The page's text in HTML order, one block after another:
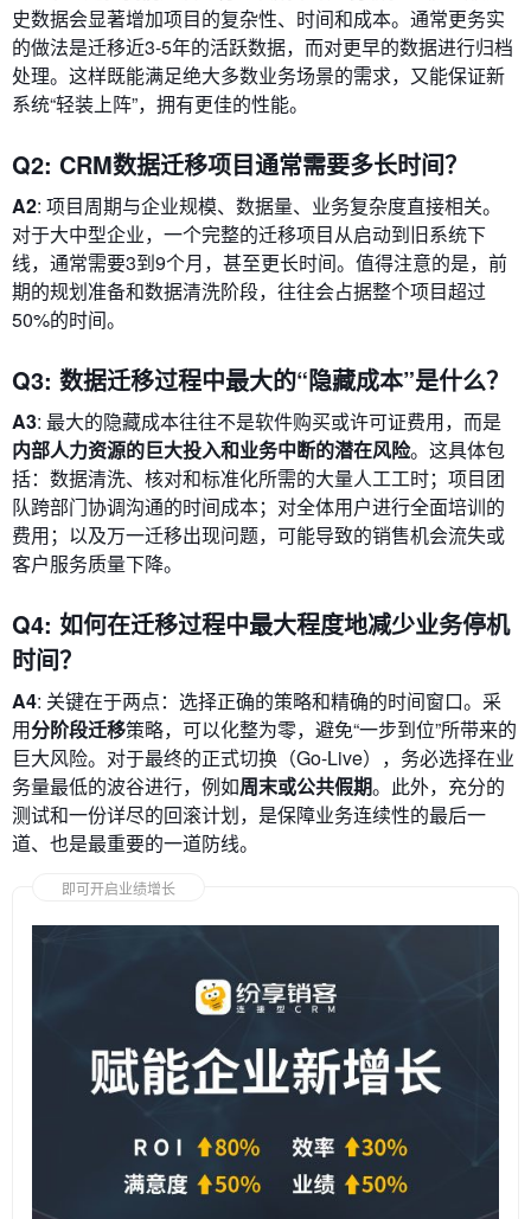
史数据会显著增加项目的复杂性、时间和成本。通常更务实
的做法是迁移近3-5年的活跃数据，而对更早的数据进行归档
处理。这样既能满足绝大多数业务场景的需求，又能保证新
系统“轻装上阵”，拥有更佳的性能。
Q2: CRM数据迁移项目通常需要多长时间？
A2: 项目周期与企业规模、数据量、业务复杂度直接相关。
对于大中型企业，一个完整的迁移项目从启动到旧系统下
线，通常需要3到9个月，甚至更长时间。值得注意的是，前
期的规划准备和数据清洗阶段，往往会占据整个项目超过
50%的时间。
Q3: 数据迁移过程中最大的“隐藏成本”是什么？
A3: 最大的隐藏成本往往不是软件购买或许可证费用，而是
内部人力资源的巨大投入和业务中断的潜在风险。这具体包
括：数据清洗、核对和标准化所需的大量人工工时；项目团
队跨部门协调沟通的时间成本；对全体用户进行全面培训的
费用；以及万一迁移出现问题，可能导致的销售机会流失或
客户服务质量下降。
Q4: 如何在迁移过程中最大程度地减少业务停机
时间？
A4: 关键在于两点：选择正确的策略和精确的时间窗口。采
用分阶段迁移策略，可以化整为零，避免“一步到位”所带来的
巨大风险。对于最终的正式切换（Go-Live），务必选择在业
务量最低的波谷进行，例如周末或公共假期。此外，充分的
测试和一份详尽的回滚计划，是保障业务连续性的最后一
道、也是最重要的一道防线。
即可开启业绩增长